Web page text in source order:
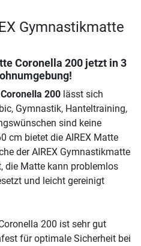
Gymnastikmatte
Coronella 200 jetzt in 3
200 lässt sich
Gymnastik, Hanteltraining,
sind keine
cm bietet die AIREX Matte
der AIREX Gymnastikmatte
die Matte kann problemlos
und leicht gereinigt
200 ist sehr gut
für optimale Sicherheit bei